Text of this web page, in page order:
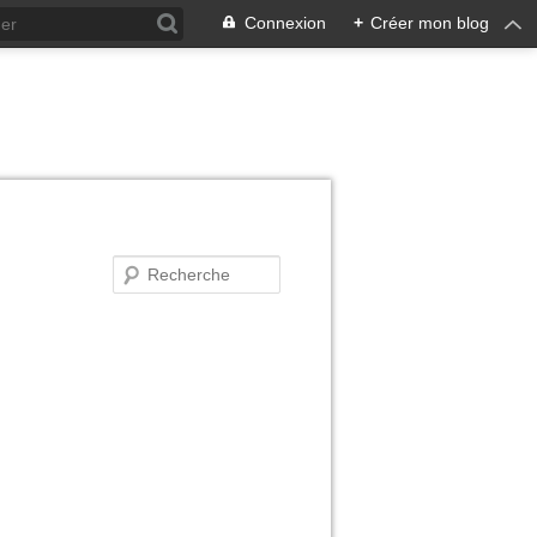
Connexion + Créer mon blog